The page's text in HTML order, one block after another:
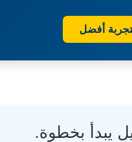
أفضل
يبدأ بخطوة.